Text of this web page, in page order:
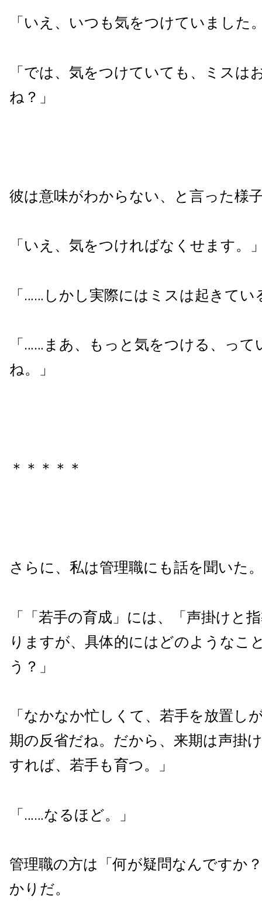
「いえ、いつも気をつけていました
「では、気をつけていても、ミスは
ね？」
彼は意味がわからない、と言った様
「いえ、気をつければなくせます。
「……しかし実際にはミスは起きてい
「……まあ、もっと気をつける、っ
ね。」
＊＊＊＊＊
さらに、私は管理職にも話を聞いた
「「若手の育成」には、「声掛けと
りますが、具体的にはどのようなこ
う？」
「なかなか忙しくて、若手を放置し
期の反省だね。だから、来期は声掛
すれば、若手も育つ。」
「……なるほど。」
管理職の方は「何が疑問なんですか
かりだ。